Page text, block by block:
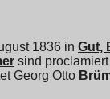
1836 in Gut,
sind
Georg Otto